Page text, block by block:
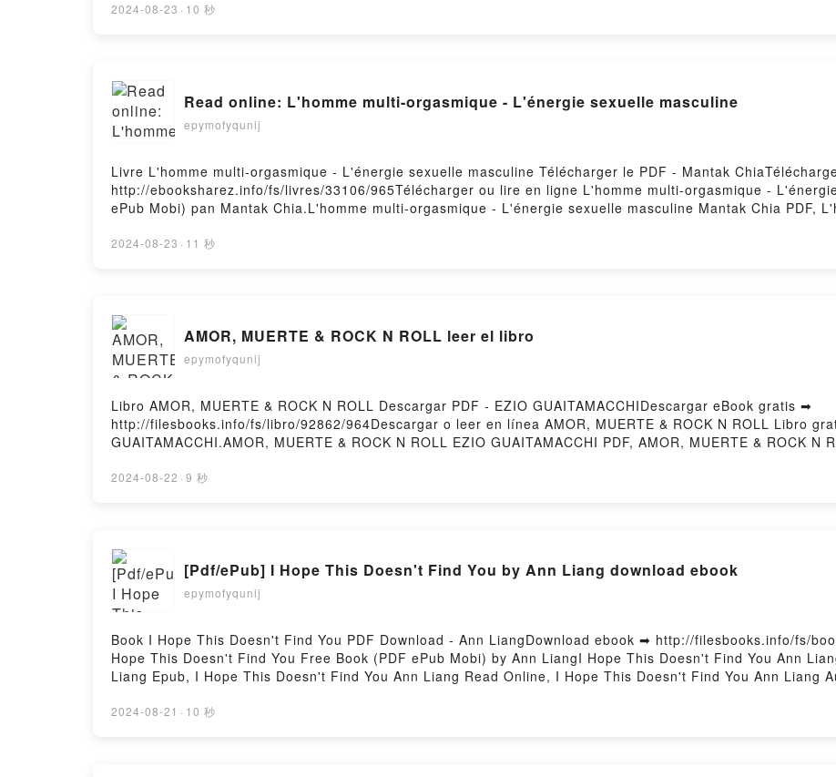
Bridgerton Tome 3 et 4 Julia Quinn, Cécile Desthuilliers Audiobook, La chronique des Bridgerton Tome 3 et
2024-08-23 · 10 秒
Read online: L'homme multi-orgasmique - L'énergie sexuelle masculine
epymofyqunij
Livre L'homme multi-orgasmique - L'énergie sexuelle masculine Télécharger le PDF - Mantak
http://ebooksharez.info/fs/livres/33106/965Télécharger ou lire en ligne L'homme multi-orgasmique -
ePub Mobi) pan Mantak Chia.L'homme multi-orgasmique - L'énergie sexuelle masculine Mantak Chia PDF,
orgasmique - L'énergie sexuelle masculine Mantak Chia Audiobook, L'homme multi-orgasmique - L'énergie
2024-08-23 · 11 秒
AMOR, MUERTE & ROCK N ROLL leer el libro
epymofyqunij
Libro AMOR, MUERTE & ROCK N ROLL Descargar PDF - EZIO GUAITAMACCHIDescargar eBook gratis ➡
http://filesbooks.info/fs/libro/92862/964Descargar o leer en línea AMOR, MUERTE & ROCK N ROLL Libro
GUAITAMACCHI.AMOR, MUERTE & ROCK N ROLL EZIO GUAITAMACCHI PDF, AMOR, MUERTE & ROCK N
& ROCK N ROLL EZIO GUAITAMACCHI VK, AMOR, MUERTE & ROCK N ROLL EZIO GUAITAMACCHI Kindle,
2024-08-22 · 9 秒
[Pdf/ePub] I Hope This Doesn't Find You by Ann Liang download ebook
epymofyqunij
Book I Hope This Doesn't Find You PDF Download - Ann LiangDownload ebook ➡ http://filesbooks.info/fs/
Hope This Doesn't Find You Free Book (PDF ePub Mobi) by Ann LiangI Hope This Doesn't Find You Ann
Liang Epub, I Hope This Doesn't Find You Ann Liang Read Online, I Hope This Doesn't Find You Ann Liang
Liang Free DownloadPowered by Firstory Hosting
2024-08-21 · 10 秒